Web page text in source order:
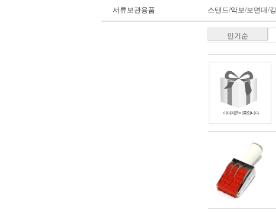
서류보관용품
스탠드/악보/보면대/
인기순